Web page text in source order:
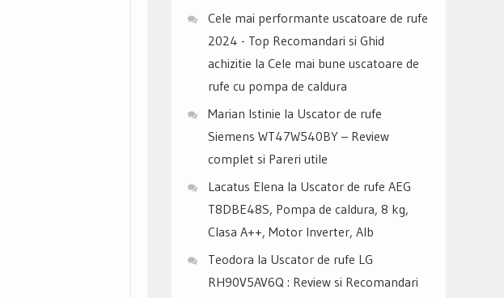
Cele mai performante uscatoare de rufe
2024 - Top Recomandari si Ghid
achizitie la Cele mai bune uscatoare de
rufe cu pompa de caldura
Marian Istinie la Uscator de rufe
Siemens WT47W540BY – Review
complet si Pareri utile
Lacatus Elena la Uscator de rufe AEG
T8DBE48S, Pompa de caldura, 8 kg,
Clasa A++, Motor Inverter, Alb
Teodora la Uscator de rufe LG
RH90V5AV6Q : Review si Recomandari